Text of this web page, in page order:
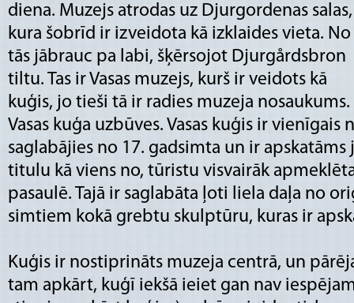
diena. Muzejs atrodas uz Djurgordenas salas,
kura šobrīd ir izveidota kā izklaides vieta. No
tās jābrauc pa labi, šķērsojot Djurgårdsbron
tiltu. Tas ir Vasas muzejs, kurš ir veidots kā
kuģis, jo tieši tā ir radies muzeja
Vasas kuģa uzbūves. Vasas kuģis ir
saglabājies no 17. gadsimta un ir apskatāms
titulu kā viens no, tūristu visvairāk
pasaulē. Tajā ir saglabāta ļoti liela daļa no
simtiem kokā grebtu skulptūru, kuras ir
Kuģis ir nostiprināts muzeja centrā, un
tam apkārt, kuģī iekšā ieiet gan nav